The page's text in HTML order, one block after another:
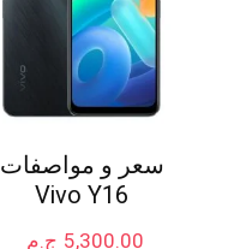
سعر و مواصفات
Vivo Y16
ج.م 5,300.00